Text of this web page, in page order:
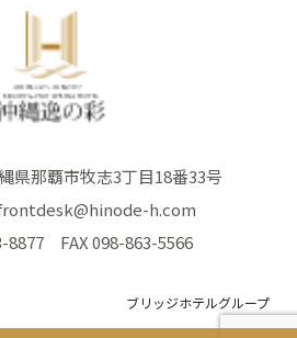
県那覇市牧志3丁目18番33号
h.com
8877 FAX 098-863-5566
ブリッジホテルグループ